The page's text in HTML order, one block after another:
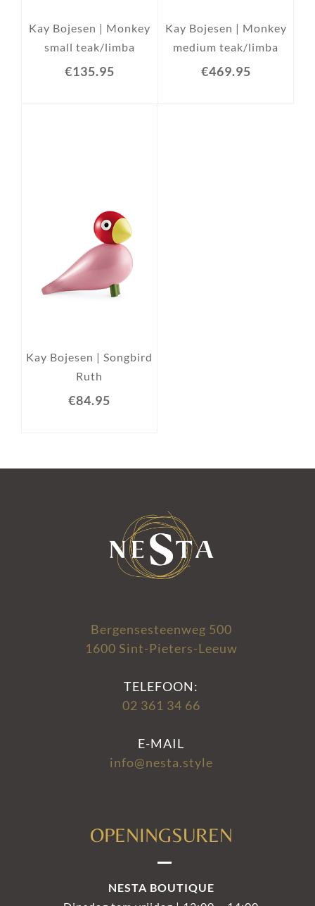
Kay Bojesen | Monkey
small teak/limba
€135.95
Kay Bojesen | Monkey
medium teak/limba
€469.95
Kay Bojesen | Songbird
Ruth
€84.95
Bergensesteenweg 500
1600 Sint-Pieters-Leeuw
TELEFOON:
02 361 34 66
E-MAIL
info@nesta.style
OPENINGSUREN
NESTA BOUTIQUE